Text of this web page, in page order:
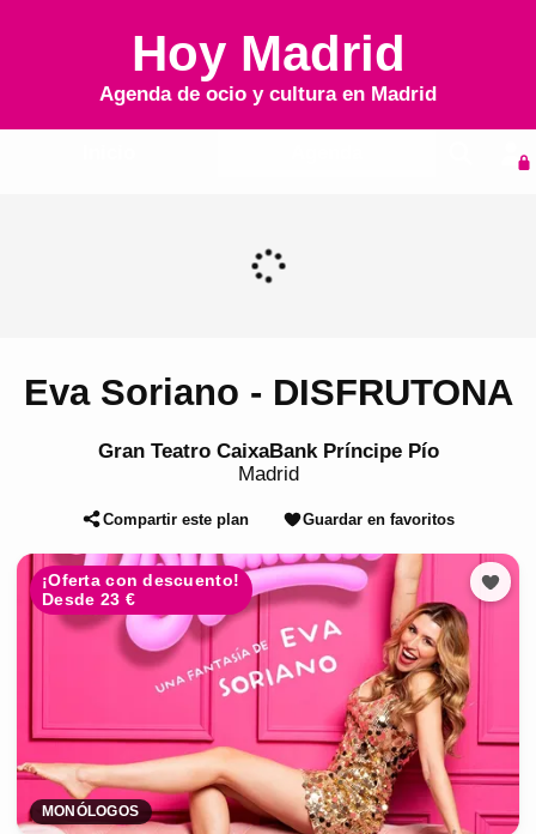
Hoy Madrid
Agenda de ocio y cultura en Madrid
Eva Soriano - DISFRUTONA
Gran Teatro CaixaBank Príncipe Pío
Madrid
Compartir este plan Guardar en favoritos
¡Oferta con descuento!
Desde 23 €
MONÓLOGOS